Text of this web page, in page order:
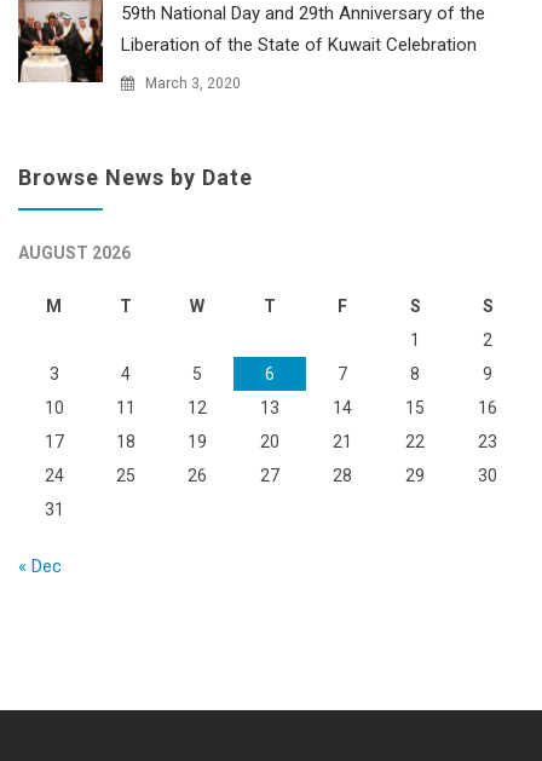
59th National Day and 29th Anniversary of the
Liberation of the State of Kuwait Celebration
March 3, 2020
Browse News by Date
AUGUST 2026
M T W T F S
S
1
2
3
4 5 6 7 8
9
10
11 12 13 14 15
16
17
18 19 20 21 22
23
24
25 26 27 28 29
30
31
« Dec